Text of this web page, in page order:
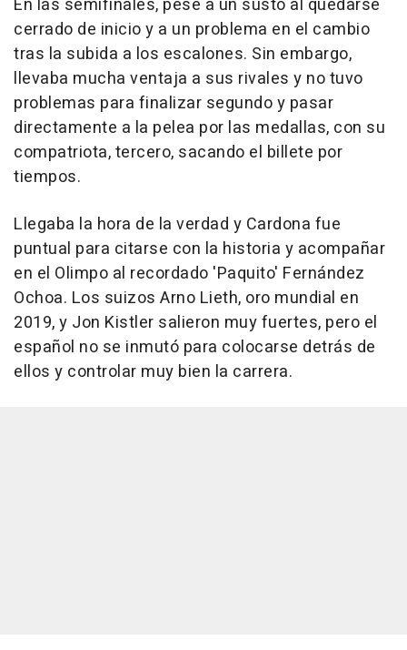
En las semifinales, pese a un susto al quedarse
cerrado de inicio y a un problema en el cambio
tras la subida a los escalones. Sin embargo,
llevaba mucha ventaja a sus rivales y no tuvo
problemas para finalizar segundo y pasar
directamente a la pelea por las medallas, con su
compatriota, tercero, sacando el billete por
tiempos.
Llegaba la hora de la verdad y Cardona fue
puntual para citarse con la historia y acompañar
en el Olimpo al recordado 'Paquito' Fernández
Ochoa. Los suizos Arno Lieth, oro mundial en
2019, y Jon Kistler salieron muy fuertes, pero el
español no se inmutó para colocarse detrás de
ellos y controlar muy bien la carrera.